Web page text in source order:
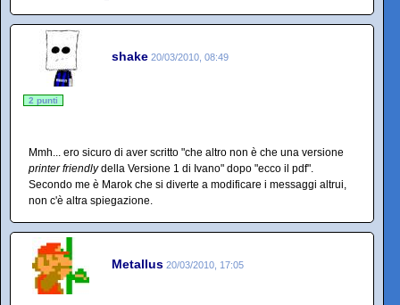
shake 20/03/2010, 08:49
2 punti
Mmh... ero sicuro di aver scritto "che altro non è che una versione
printer friendlydella Versione 1 di Ivano" dopo "ecco il pdf".
Secondo me è Marok che si diverte a modificare i messaggi altrui,
non c'è altra spiegazione.
Metallus 20/03/2010, 17:05